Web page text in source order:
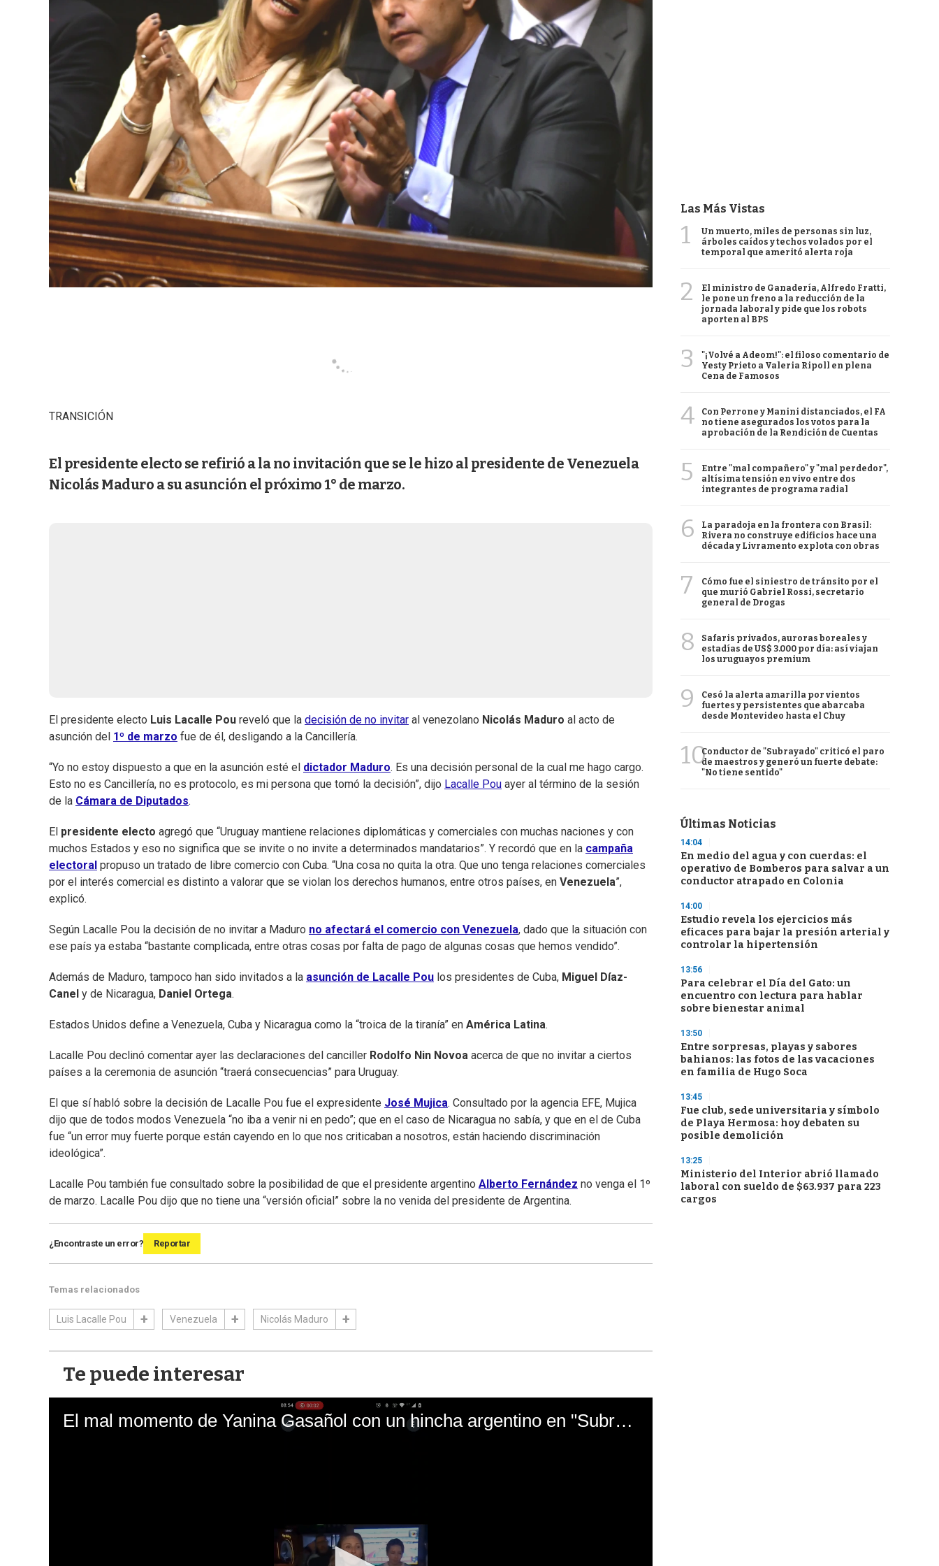
TRANSICIÓN
El presidente electo se refirió a la no invitación que se le hizo al presidente de Venezuela
Nicolás Maduro a su asunción el próximo 1° de marzo.
El presidente electo Luis Lacalle Pou reveló que la decisión de no invitar al venezolano Nicolás Maduro al acto de
asunción del 1º de marzo fue de él, desligando a la Cancillería.
“Yo no estoy dispuesto a que en la asunción esté el dictador Maduro. Es una decisión personal de la cual me hago cargo.
Esto no es Cancillería, no es protocolo, es mi persona que tomó la decisión”, dijo Lacalle Pou ayer al término de la sesión
de la Cámara de Diputados.
El presidente electo agregó que “Uruguay mantiene relaciones diplomáticas y comerciales con muchas naciones y con
muchos Estados y eso no significa que se invite o no invite a determinados mandatarios”. Y recordó que en la campaña
electoral propuso un tratado de libre comercio con Cuba. “Una cosa no quita la otra. Que uno tenga relaciones comerciales
por el interés comercial es distinto a valorar que se violan los derechos humanos, entre otros países, en Venezuela”,
explicó.
Según Lacalle Pou la decisión de no invitar a Maduro no afectará el comercio con Venezuela, dado que la situación con
ese país ya estaba “bastante complicada, entre otras cosas por falta de pago de algunas cosas que hemos vendido”.
Además de Maduro, tampoco han sido invitados a la asunción de Lacalle Pou los presidentes de Cuba, Miguel Díaz-
Canel y de Nicaragua, Daniel Ortega.
Estados Unidos define a Venezuela, Cuba y Nicaragua como la “troica de la tiranía” en América Latina.
Lacalle Pou declinó comentar ayer las declaraciones del canciller Rodolfo Nin Novoa acerca de que no invitar a ciertos
países a la ceremonia de asunción “traerá consecuencias” para Uruguay.
El que sí habló sobre la decisión de Lacalle Pou fue el expresidente José Mujica. Consultado por la agencia EFE, Mujica
dijo que de todos modos Venezuela “no iba a venir ni en pedo”; que en el caso de Nicaragua no sabía, y que en el de Cuba
fue “un error muy fuerte porque están cayendo en lo que nos criticaban a nosotros, están haciendo discriminación
ideológica”.
Lacalle Pou también fue consultado sobre la posibilidad de que el presidente argentino Alberto Fernández no venga el 1º
de marzo. Lacalle Pou dijo que no tiene una “versión oficial” sobre la no venida del presidente de Argentina.
¿Encontraste un error? Reportar
Temas relacionados
Luis Lacalle Pou Venezuela Nicolás Maduro
Te puede interesar
El mal momento de Yanina Gasañol con un hincha argentino en "Subrayado"
Las Más Vistas
1
Un muerto, miles de personas sin luz,
árboles caídos y techos volados por el
temporal que ameritó alerta roja
2
El ministro de Ganadería, Alfredo Fratti,
le pone un freno a la reducción de la
jornada laboral y pide que los robots
aporten al BPS
3
"¡Volvé a Adeom!": el filoso comentario de
Yesty Prieto a Valeria Ripoll en plena
Cena de Famosos
4
Con Perrone y Manini distanciados, el FA
no tiene asegurados los votos para la
aprobación de la Rendición de Cuentas
5
Entre "mal compañero" y "mal perdedor",
altísima tensión en vivo entre dos
integrantes de programa radial
6
La paradoja en la frontera con Brasil:
Rivera no construye edificios hace una
década y Livramento explota con obras
7
Cómo fue el siniestro de tránsito por el
que murió Gabriel Rossi, secretario
general de Drogas
8
Safaris privados, auroras boreales y
estadías de US$ 3.000 por día: así viajan
los uruguayos premium
9
Cesó la alerta amarilla por vientos
fuertes y persistentes que abarcaba
desde Montevideo hasta el Chuy
10Conductor de "Subrayado" criticó el paro
de maestros y generó un fuerte debate:
"No tiene sentido"
Últimas Noticias
14:04
En medio del agua y con cuerdas: el
operativo de Bomberos para salvar a un
conductor atrapado en Colonia
14:00
Estudio revela los ejercicios más
eficaces para bajar la presión arterial y
controlar la hipertensión
13:56
Para celebrar el Día del Gato: un
encuentro con lectura para hablar
sobre bienestar animal
13:50
Entre sorpresas, playas y sabores
bahianos: las fotos de las vacaciones
en familia de Hugo Soca
13:45
Fue club, sede universitaria y símbolo
de Playa Hermosa: hoy debaten su
posible demolición
13:25
Ministerio del Interior abrió llamado
laboral con sueldo de $63.937 para 223
cargos